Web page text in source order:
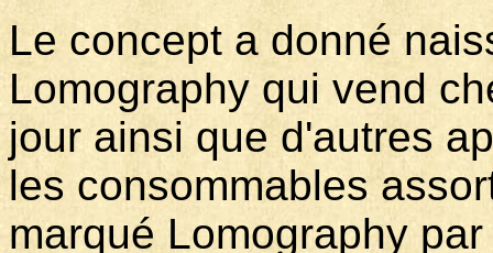
Le concept a donné
Lomography qui vend
jour ainsi que d'autres
les consommables
marqué Lomography